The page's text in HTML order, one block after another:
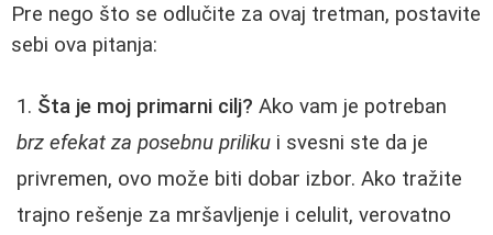
Pre nego što se odlučite za ovaj tretman, postavite
sebi ova pitanja:
Šta je moj primarni cilj? Ako vam je potreban
brz efekat za posebnu priliku i svesni ste da je
privremen, ovo može biti dobar izbor. Ako tražite
trajno rešenje za mršavljenje i celulit, verovatno